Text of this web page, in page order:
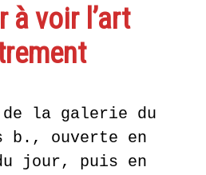
à voir l’art
la galerie du
b., ouverte en
jour, puis en